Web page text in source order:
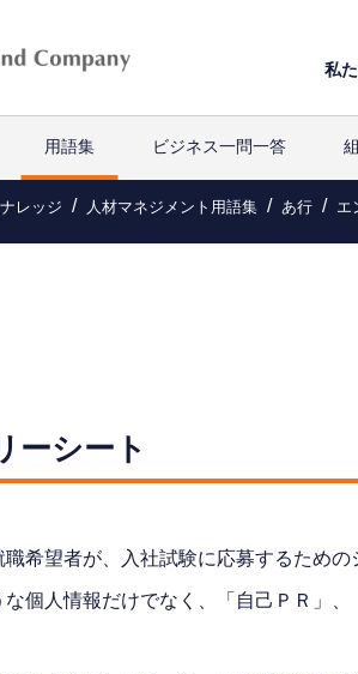
私
用語集 ビジネス一問一答
ナレッジ 人材マネジメント用語集 あ行 エ
ーシート
希望者が、入社試験に応募するための
な個人情報だけでなく、「自己ＰＲ」